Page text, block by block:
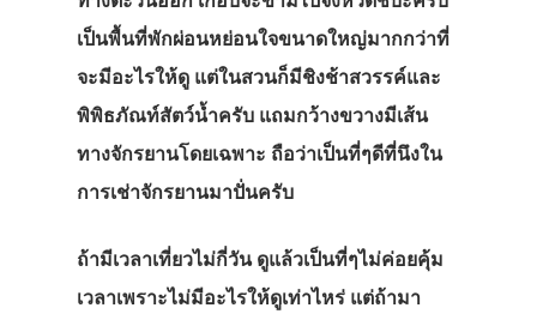
เป็นพื้นที่พักผ่อนหย่อนใจขนาดใหญ่มากกว่าที่
จะมีอะไรให้ดู แต่ในสวนก็มีชิงช้าสวรรค์และ
พิพิธภัณท์สัตว์น้ำครับ แถมกว้างขวางมีเส้น
ทางจักรยานโดยเฉพาะ ถือว่าเป็นที่ๆดีที่นึงใน
การเช่าจักรยานมาปั่นครับ
ถ้ามีเวลาเที่ยวไม่กี่วัน ดูแล้วเป็นที่ๆไม่ค่อยคุ้ม
เวลาเพราะไม่มีอะไรให้ดูเท่าไหร่ แต่ถ้ามา